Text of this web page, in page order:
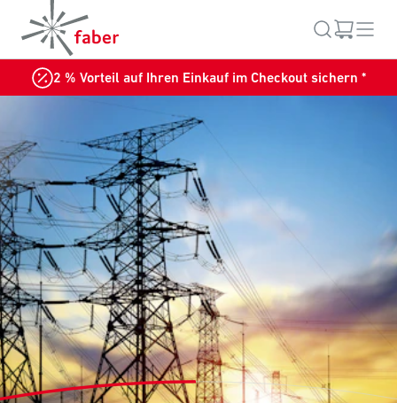
2 % Vorteil auf Ihren Einkauf im Checkout sichern *